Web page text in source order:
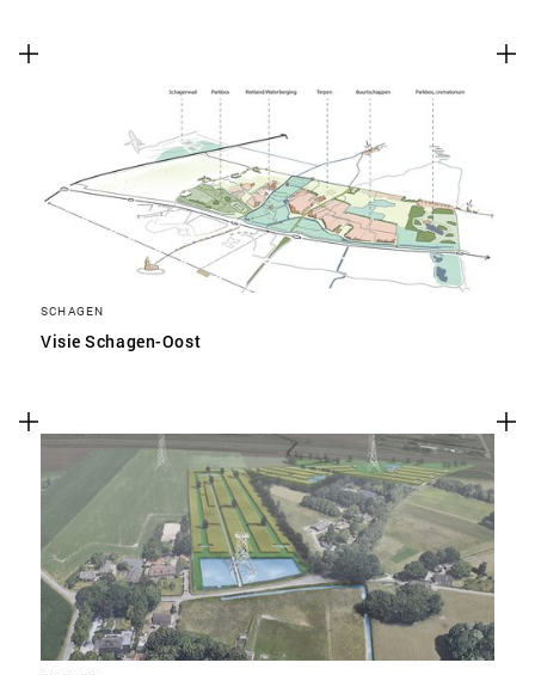
SCHAGEN
Visie Schagen-Oost